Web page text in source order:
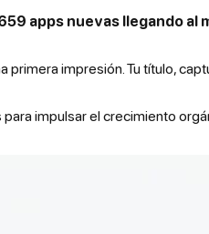
apps nuevas llegando al
impresión. Tu título,
impulsar el crecimiento